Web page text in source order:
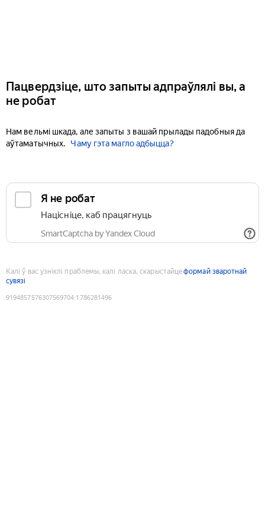
Пацвердзіце, што запыты адпраўлялі вы, а
не робат
Нам вельмі шкада, але запыты з вашай прылады падобныя да
аўтаматычных.
Чаму гэта магло адбыцца?
Я не робат
Націсніце, каб працягнуць
SmartCaptcha by Yandex Cloud
Калі ў вас узніклі праблемы, калі ласка, скарыстайцеформай зваротнай
сувязі
9194857576307569704:1786281496